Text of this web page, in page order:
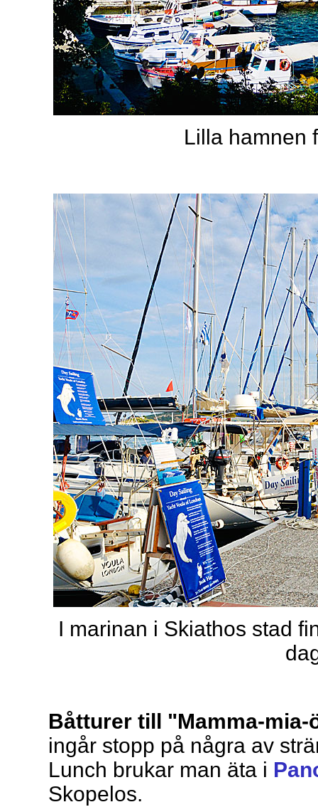
Lilla hamnen
I marinan i Skiathos stad
Båtturer till "Mamma-
ingår stopp på några av
Lunch brukar man äta i
Skopelos.